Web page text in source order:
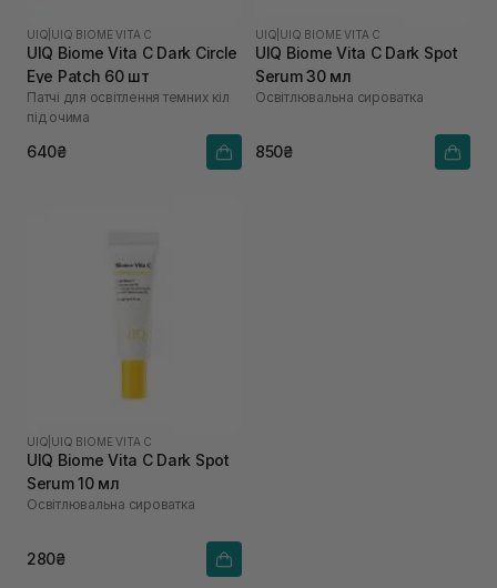
UIQ UIQ BIOME VITA C
UIQ Biome Vita C Dark Circle
Eye Patch 60 шт
Патчі для освітлення темних кіл
під очима
640₴
UIQ UIQ BIOME VITA C
UIQ Biome Vita C Dark Spot
Serum 30 мл
Освітлювальна сироватка
850₴
UIQ UIQ BIOME VITA C
UIQ Biome Vita C Dark Spot
Serum 10 мл
Освітлювальна сироватка
280₴